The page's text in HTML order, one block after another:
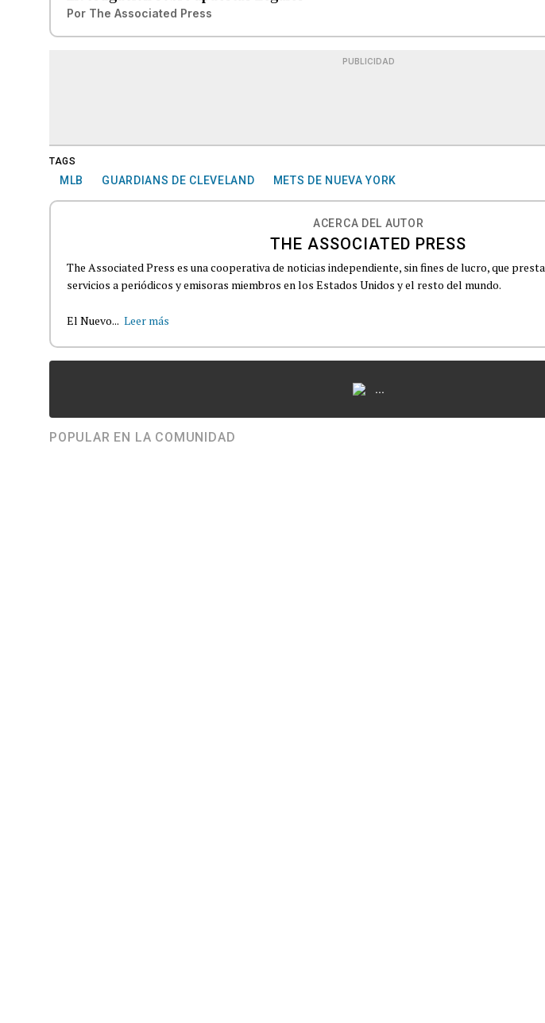
Por The Associated Press
PUBLICIDAD
TAGS
MLB GUARDIANS DE CLEVELAND METS DE NUEVA YORK
ACERCA DEL AUTOR
THE ASSOCIATED PRESS
The Associated Press es una cooperativa de noticias independiente, sin fines de lucro, que presta
servicios a periódicos y emisoras miembros en los Estados Unidos y el resto del mundo.
El Nuevo... Leer más
...
POPULAR EN LA COMUNIDAD